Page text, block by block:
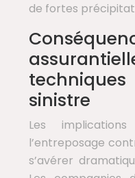
de fortes
sinistre
Les
l’entreposage
s’avérer